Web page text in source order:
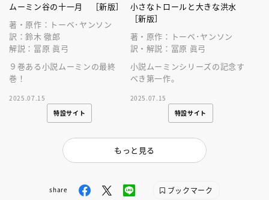
ムーミン谷の十一月 ［新版］
著・原作：トーベ･ヤンソン
訳：鈴木 徹郎
解説：冨原 眞弓
９巻ある小説ムーミンの最終
巻！
2025.07.15
特設サイト
小さなトロールと大きな洪水
［新版］
著・原作：トーベ･ヤンソン
訳・解説：冨原 眞弓
小説ムーミンシリーズの記念す
べき第一作。
2025.07.15
特設サイト
もっと見る
share ブックマーク